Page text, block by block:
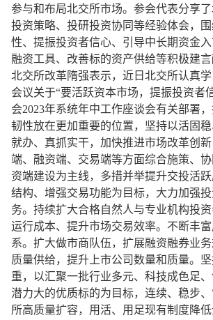
参与和布局北交所市场。参会代表分享了
投资策略、投研投资协同等经验体会，
性、提振投资者信心、引导中长期资金
融资工具、改善标的资产供给等积极建
北交所改革隋强表示，近日北交所认真
会议关于“要活跃资本市场，提振投资者
会2023年系统年中工作座谈会有关部署
韧性放在更加重要的位置，坚持以活固
就办、真抓实干，加快推进市场改革创
端、融资端、交易端等方面综合施策、
资端建设为主线，多措并举提升交投活
结构、增强交易功能为目标，大力加强
务。持续扩大合格自然人与专业机构投
运行成本、提升市场交易效率。不断丰
系。扩大做市商队伍，扩展融资融券业
质量供给，提升上市公司数量和质量。
重，以汇聚一批行业多元、科技成色足
潜力大的优质标的为目标，连续、稳步
所高质量扩容，用活、用足现有制度降